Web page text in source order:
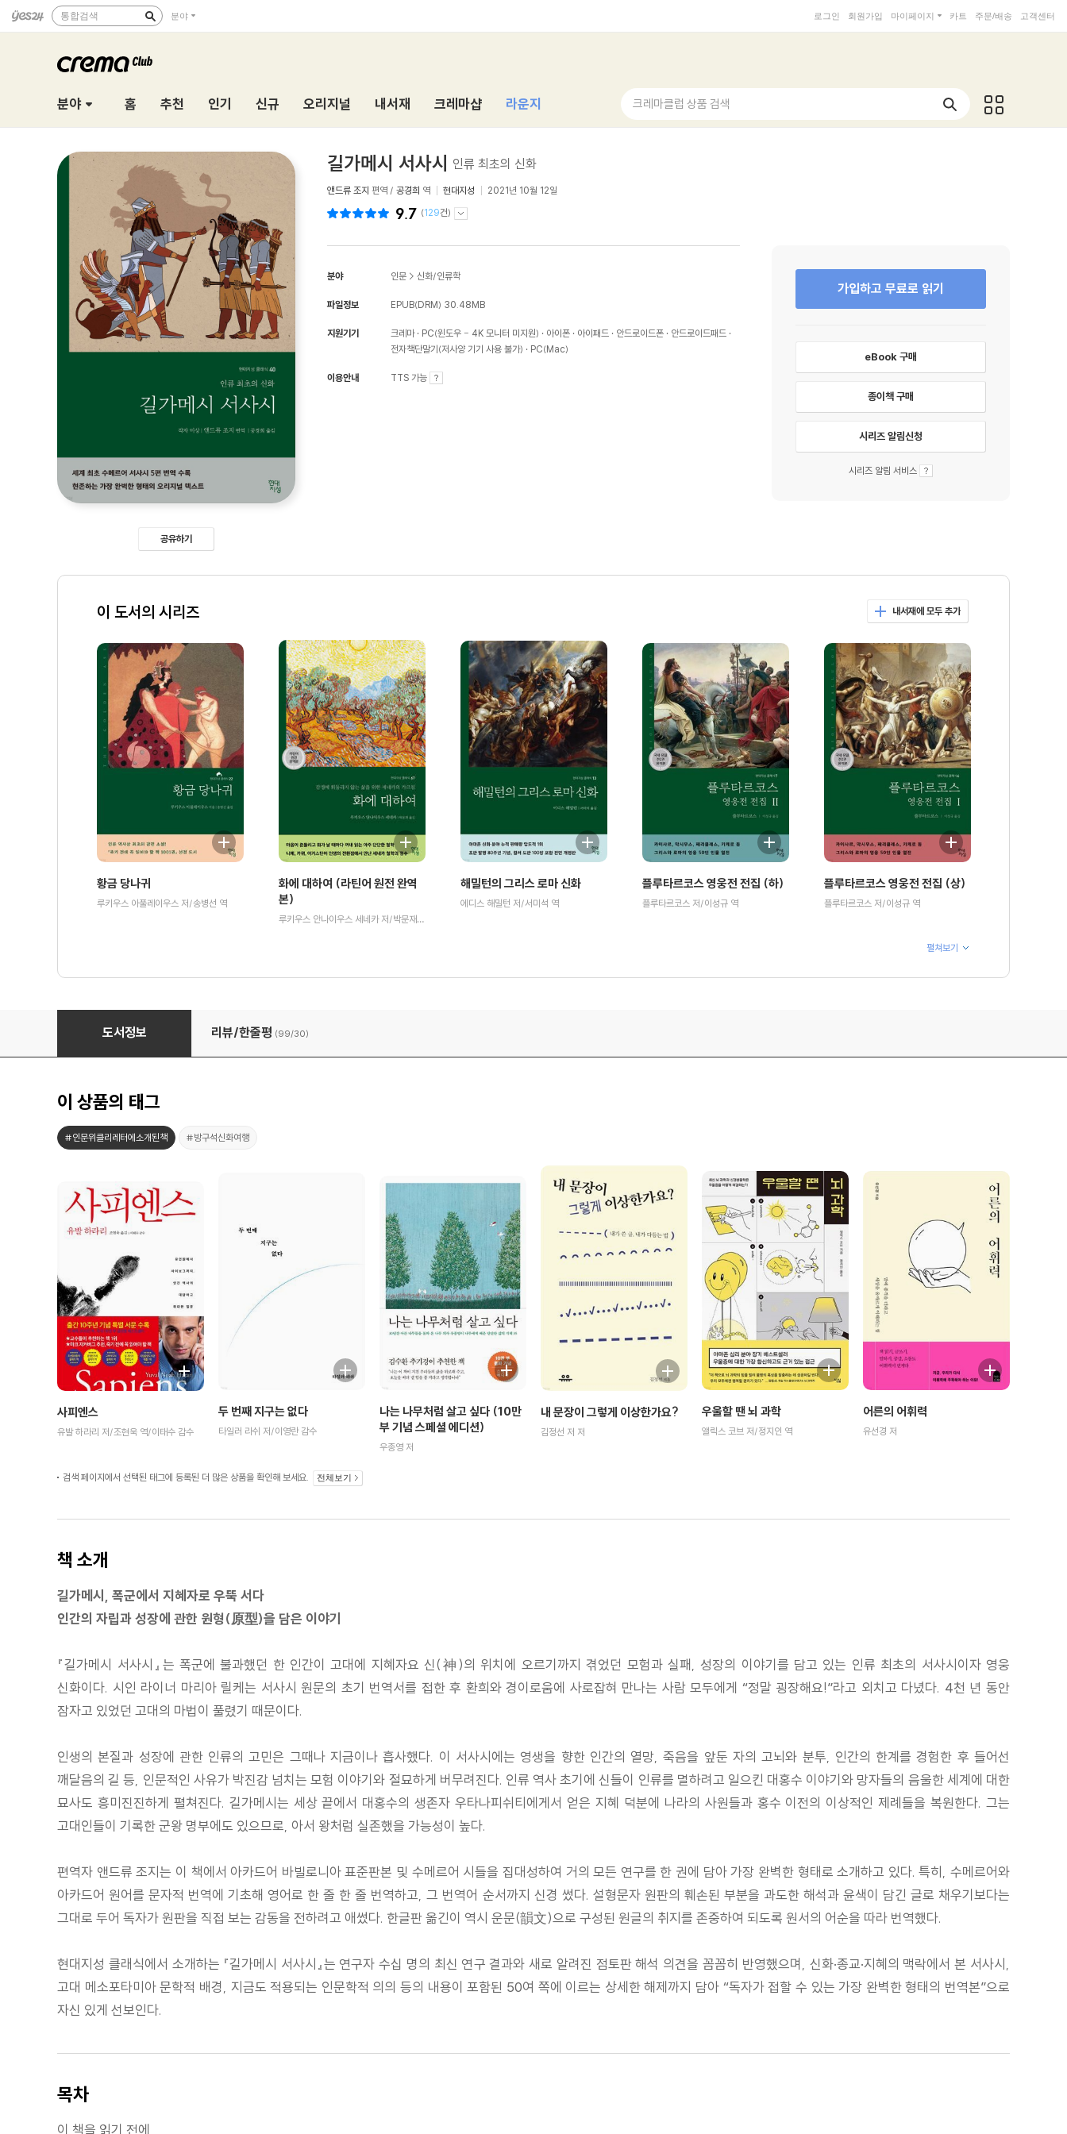
통합검색 분야 로그인 회원가입 마이페이지 카트 주문/배송 고객센터
분야 홈 추천 인기 신규 오리지널 내서재 크레마샵 라운지 크레마클럽 상품 검색
공유하기
길가메시 서사시 인류 최초의 신화
앤드류 조지 편역 / 공경희 역 현대지성 2021년 10월 12일
9.7 (129건)
분야 인문 > 신화/인류학
파일정보 EPUB(DRM) 30.48MB
지원기기 크레마 PC(윈도우 - 4K 모니터 미지원) 아이폰 아이패드 안드로이드폰
안드로이드패드
전자책단말기(저사양 기기 사용 불가)
PC(Mac)
이용안내 TTS 가능
가입하고 무료로 읽기
eBook 구매
종이책 구매
시리즈 알림신청
시리즈 알림 서비스
이 도서의 시리즈 내서재에 모두 추가
황금 당나귀
루키우스 아풀레이우스 저/송병선 역
화에 대하여 (라틴어 원전 완역
본)
루키우스 안나이우스 세네카 저/박문재 역
해밀턴의 그리스 로마 신화
에디스 해밀턴 저/서미석 역
플루타르코스 영웅전 전집 (하)
플루타르코스 저/이성규 역
플루타르코스 영웅전 전집 (상)
플루타르코스 저/이성규 역
펼쳐보기
길가메시 서사시
도서정보 리뷰/한줄평 (99/30)
이 상품의 태그
#인문위클리레터에소개된책 #방구석신화여행
사피엔스
유발 하라리 저/조현욱 역/이태수 감수
두 번째 지구는 없다
타일러 라쉬 저/이영란 감수
나는 나무처럼 살고 싶다 (10만
부 기념 스페셜 에디션)
우종영 저
내 문장이 그렇게 이상한가요?
김정선 저 저
우울할 땐 뇌 과학
앨릭스 코브 저/정지인 역
어른의 어휘력
유선경 저
검색 페이지에서 선택된 태그에 등록된 더 많은 상품을 확인해 보세요. 전체보기
책 소개
길가메시, 폭군에서 지혜자로 우뚝 서다
인간의 자립과 성장에 관한 원형(原型)을 담은 이야기
『길가메시 서사시』는 폭군에 불과했던 한 인간이 고대에 지혜자요 신(神)의 위치에 오르기까지 겪었던 모험과 실패, 성장의 이야기를 담고 있는 인류 최초의 서사시이자 영웅
신화이다. 시인 라이너 마리아 릴케는 서사시 원문의 초기 번역서를 접한 후 환희와 경이로움에 사로잡혀 만나는 사람 모두에게 “정말 굉장해요!”라고 외치고 다녔다. 4천 년 동안
잠자고 있었던 고대의 마법이 풀렸기 때문이다.
인생의 본질과 성장에 관한 인류의 고민은 그때나 지금이나 흡사했다. 이 서사시에는 영생을 향한 인간의 열망, 죽음을 앞둔 자의 고뇌와 분투, 인간의 한계를 경험한 후 들어선
깨달음의 길 등, 인문적인 사유가 박진감 넘치는 모험 이야기와 절묘하게 버무려진다. 인류 역사 초기에 신들이 인류를 멸하려고 일으킨 대홍수 이야기와 망자들의 음울한 세계에 대한
묘사도 흥미진진하게 펼쳐진다. 길가메시는 세상 끝에서 대홍수의 생존자 우타나피쉬티에게서 얻은 지혜 덕분에 나라의 사원들과 홍수 이전의 이상적인 제례들을 복원한다. 그는
고대인들이 기록한 군왕 명부에도 있으므로, 아서 왕처럼 실존했을 가능성이 높다.
편역자 앤드류 조지는 이 책에서 아카드어 바빌로니아 표준판본 및 수메르어 시들을 집대성하여 거의 모든 연구를 한 권에 담아 가장 완벽한 형태로 소개하고 있다. 특히, 수메르어와
아카드어 원어를 문자적 번역에 기초해 영어로 한 줄 한 줄 번역하고, 그 번역어 순서까지 신경 썼다. 설형문자 원판의 훼손된 부분을 과도한 해석과 윤색이 담긴 글로 채우기보다는
그대로 두어 독자가 원판을 직접 보는 감동을 전하려고 애썼다. 한글판 옮긴이 역시 운문(韻文)으로 구성된 원글의 취지를 존중하여 되도록 원서의 어순을 따라 번역했다.
현대지성 클래식에서 소개하는 『길가메시 서사시』는 연구자 수십 명의 최신 연구 결과와 새로 알려진 점토판 해석 의견을 꼼꼼히 반영했으며, 신화·종교·지혜의 맥락에서 본 서사시,
고대 메소포타미아 문학적 배경, 지금도 적용되는 인문학적 의의 등의 내용이 포함된 50여 쪽에 이르는 상세한 해제까지 담아 “독자가 접할 수 있는 가장 완벽한 형태의 번역본”으로
자신 있게 선보인다.
목차
이 책을 읽기 전에